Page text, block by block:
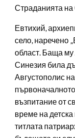
Страданията
Евтихий,
село, наречено
област. Баща
Синезия била
Августополис
възпитание от
време на
титлата